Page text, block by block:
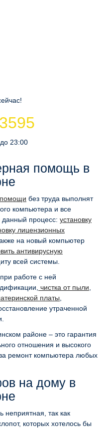
23:00
помощь в
без труда выполнят
компьютера и все
процесс: установку
лицензионных
на новый компьютер
антивирусную
всей системы.
работе с ней
чистка от пыли
платы
утраченной
районе – это гарантия
отношения и высокого
ремонт компьютера любых
на дому в
так как
которых хотелось бы